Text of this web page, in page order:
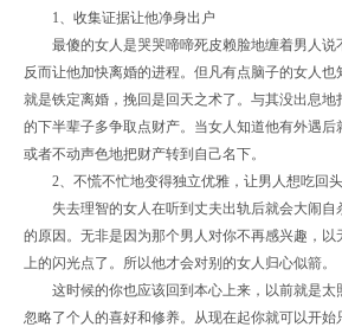
1、收集证据让他净身出户
最傻的女人是哭哭啼啼死皮赖脸地缠着男人说
反而让他加快离婚的进程。但凡有点脑子的女人
就是铁定离婚，挽回是回天之术了。与其没出息地
的下半辈子多争取点财产。当女人知道他有外遇后
或者不动声色地把财产转到自己名下。
2、不慌不忙地变得独立优雅，让男人想吃回头
失去理智的女人在听到丈夫出轨后就会大闹自
的原因。无非是因为那个男人对你不再感兴趣，
上的闪光点了。所以他才会对别的女人归心似箭。
这时候的你也应该回到本心上来，以前就是太
忽略了个人的喜好和修养。从现在起你就可以开